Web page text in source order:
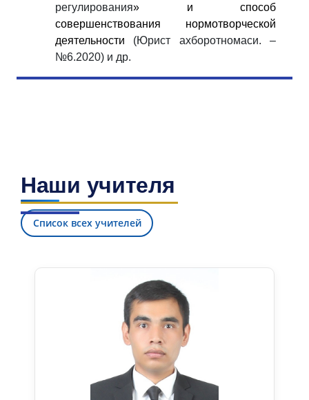
регулирования» и способ
совершенствования нормотворческой
деятельности (Юрист ахборотномаси. –
№6.2020) и др.
Наши учителя
Список всех учителей